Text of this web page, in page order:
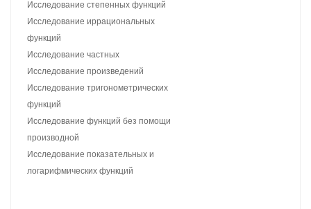
Исследование степенных функций
Исследование иррациональных
функций
Исследование частных
Исследование произведений
Исследование тригонометрических
функций
Исследование функций без помощи
производной
Исследование показательных и
логарифмических функций